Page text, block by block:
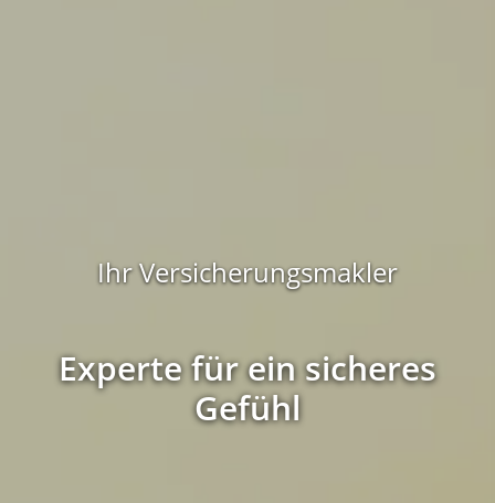
Ihr Versicherungsmakler
Experte für ein sicheres
Gefühl